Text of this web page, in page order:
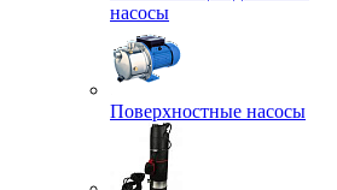
насосы
Поверхностные насосы